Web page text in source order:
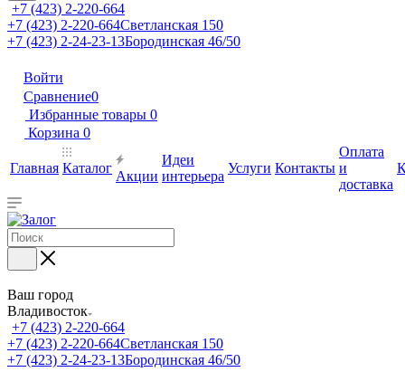
+7 (423) 2-220-664
+7 (423) 2-220-664Светланская 150
+7 (423) 2-24-23-13Бородинская 46/50
Войти
Сравнение0
Избранные товары 0
Корзина 0
Главная Каталог
Акции
Идеи
интерьера
Услуги Контакты
Оплата
и
доставка
Ваш город
Владивосток
+7 (423) 2-220-664
+7 (423) 2-220-664Светланская 150
+7 (423) 2-24-23-13Бородинская 46/50